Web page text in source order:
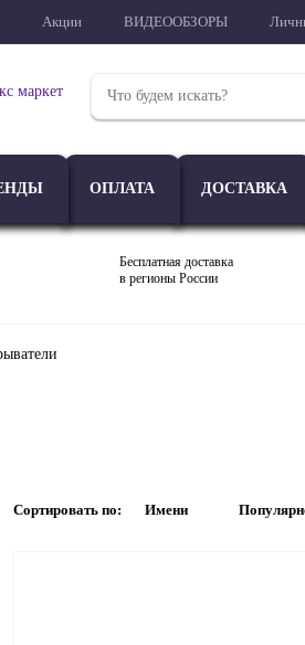
Акции ВИДЕООБЗОРЫ
экраны
ОПЛАТА ДОСТАВКА
Бесплатная доставка
в регионы России
Сортировать по: Имени